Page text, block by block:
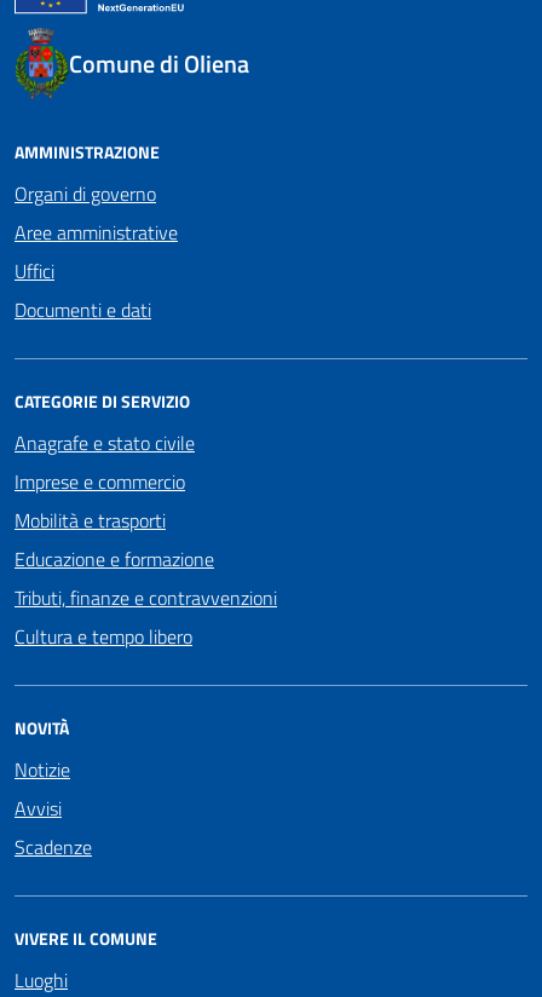
Comune di Oliena
AMMINISTRAZIONE
Organi di governo
Aree amministrative
Uffici
Documenti e dati
CATEGORIE DI SERVIZIO
Anagrafe e stato civile
Imprese e commercio
Mobilità e trasporti
Educazione e formazione
Tributi, finanze e contravvenzioni
Cultura e tempo libero
NOVITÀ
Notizie
Avvisi
Scadenze
VIVERE IL COMUNE
Luoghi